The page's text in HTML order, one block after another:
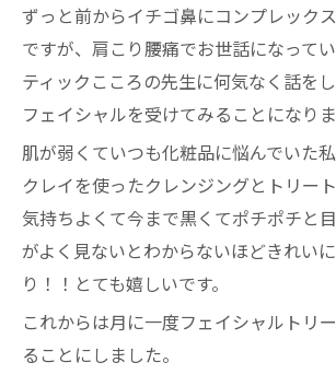
ずっと前からイチゴ鼻にコンプレック
ですが、肩こり腰痛でお世話になって
ティックこころの先生に何気なく話を
フェイシャルを受けてみることになりま
肌が弱くていつも化粧品に悩んでいた
クレイを使ったクレンジングとトリー
気持ちよくて今まで黒くてポチポチと
がよく見ないとわからないほどきれい
り！！とても嬉しいです。
これからは月に一度フェイシャルトリ
ることにしました。